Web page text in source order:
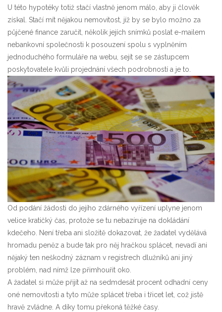
U této hypotéky totiž stačí vlastně jenom málo, aby ji člověk
získal. Stačí mít nějakou nemovitost, jíž by se bylo možno za
půjčené finance zaručit, několik jejích snímků poslat e-mailem
nebankovní společnosti k posouzení spolu s vyplněním
jednoduchého formuláře na webu, sejít se se zástupcem
poskytovatele kvůli projednání všech podrobností a je to.
Od podání žádosti do jejího zdárného vyřízení uplyne jenom
velice kratičký čas, protože se tu nebazíruje na dokládání
kdečeho. Není třeba ani složitě dokazovat, že žadatel vydělává
hromadu peněz a bude tak pro něj hračkou splácet, nevadí ani
nějaký ten neškodný záznam v registrech dlužníků ani jiný
problém, nad nímž lze přimhouřit oko.
A žadatel si může přijít až na sedmdesát procent odhadní ceny
oné nemovitosti a tyto může splácet třeba i třicet let, což jistě
hravě zvládne. A díky tomu překoná těžké časy.